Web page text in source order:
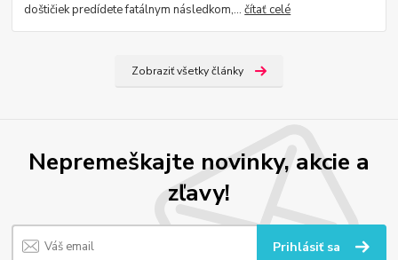
doštičiek predídete fatálnym následkom,...čítať celé
Zobraziť všetky články
Nepremeškajte novinky, akcie a
zľavy!
Prihlásiť sa